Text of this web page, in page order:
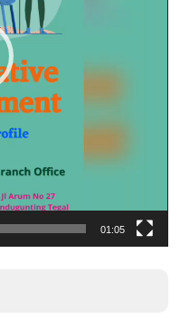
01:05